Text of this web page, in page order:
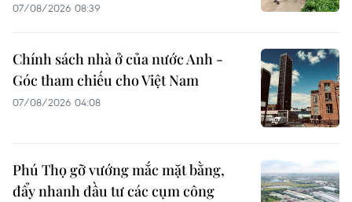
07/08/2026 08:39
Chính sách nhà ở của nước Anh -
Góc tham chiếu cho Việt Nam
07/08/2026 04:08
Phú Thọ gỡ vướng mắc mặt bằng,
đẩy nhanh đầu tư các cụm công